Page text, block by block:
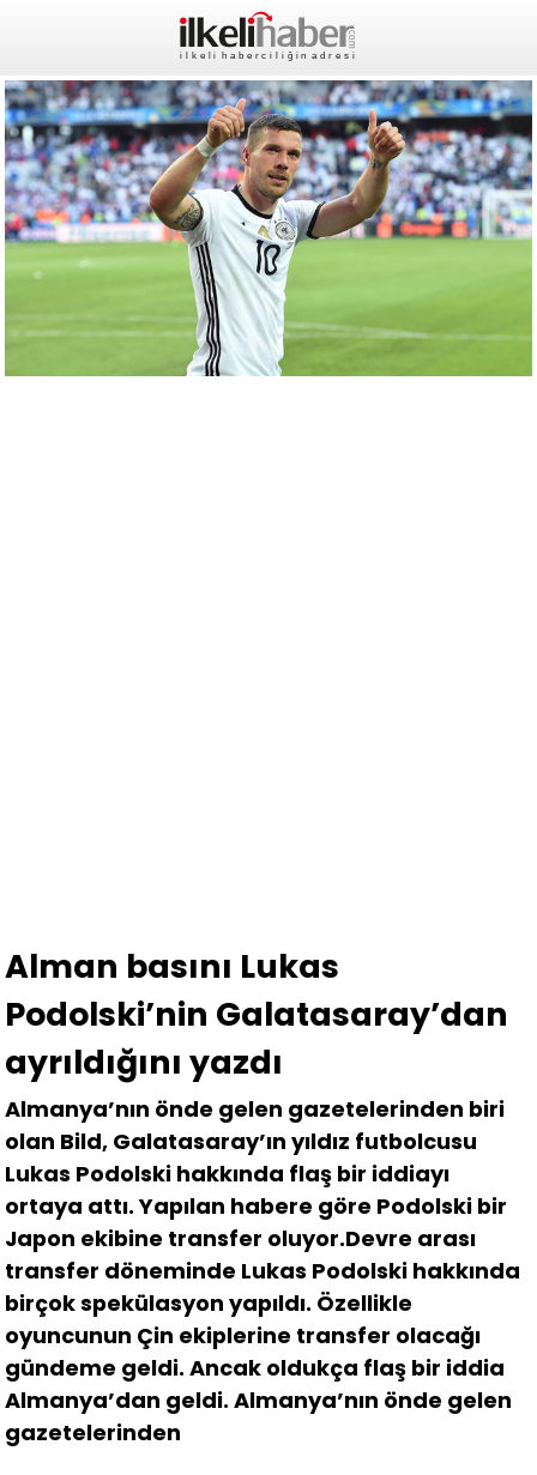
Alman basını Lukas
Podolski’nin Galatasaray’dan
ayrıldığını yazdı
Almanya’nın önde gelen gazetelerinden biri
olan Bild, Galatasaray’ın yıldız futbolcusu
Lukas Podolski hakkında flaş bir iddiayı
ortaya attı. Yapılan habere göre Podolski bir
Japon ekibine transfer oluyor.Devre arası
transfer döneminde Lukas Podolski hakkında
birçok spekülasyon yapıldı. Özellikle
oyuncunun Çin ekiplerine transfer olacağı
gündeme geldi. Ancak oldukça flaş bir iddia
Almanya’dan geldi. Almanya’nın önde gelen
gazetelerinden